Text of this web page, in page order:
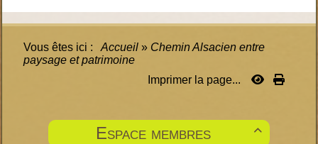
Vous êtes ici : Accueil » Chemin Alsacien entre
paysage et patrimoine
Imprimer la page...

Espace membres